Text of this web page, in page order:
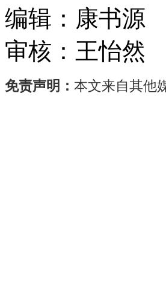
编辑： 康书源
审核： 王怡然
免责声明： 本文来自其他